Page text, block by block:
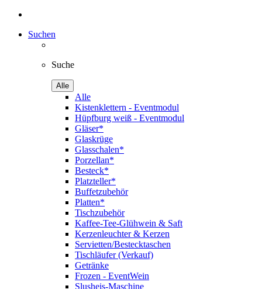
Suchen
Suche
Alle
Alle
Kistenklettern - Eventmodul
Hüpfburg weiß - Eventmodul
Gläser*
Glaskrüge
Glasschalen*
Porzellan*
Besteck*
Platzteller*
Buffetzubehör
Platten*
Tischzubehör
Kaffee-Tee-Glühwein & Saft
Kerzenleuchter & Kerzen
Servietten/Bestecktaschen
Tischläufer (Verkauf)
Getränke
Frozen - EventWein
Slusheis-Maschine